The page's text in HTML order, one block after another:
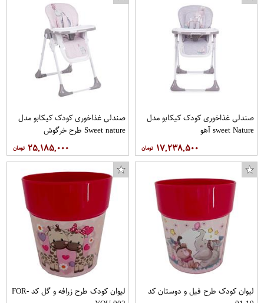
صندلی غذاخوری کودک کیکابو مدل
sweet Nature آهو
۱۷,۲۳۸,۵۰۰
صندلی غذاخوری کودک کیکابو مدل
Sweet nature طرح خرگوش
۲۵,۱۸۵,۰۰۰
لیوان کودک طرح فیل و دوستان کد
لیوان کودک طرح زرافه و گل کد FOR-